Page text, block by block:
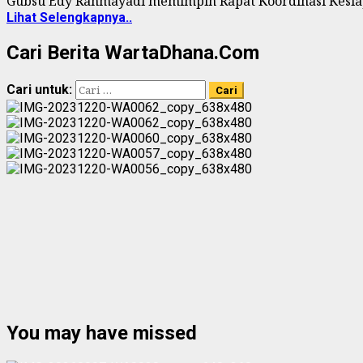
Lihat Selengkapnya..
Cari Berita WartaDhana.Com
Cari untuk:
You may have missed